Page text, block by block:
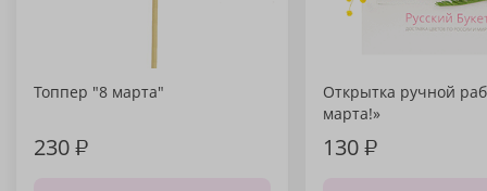
Топпер "8 марта"
230₽
Открытка ручной
марта!»
130₽